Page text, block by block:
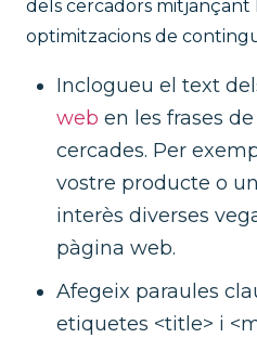
dels cercadors mitjançant
optimitzacions de
Inclogueu el text
web en les frases
cercades. Per
vostre producte o
interès diverses
pàgina web.
Afegeix paraules
etiquetes <title> i